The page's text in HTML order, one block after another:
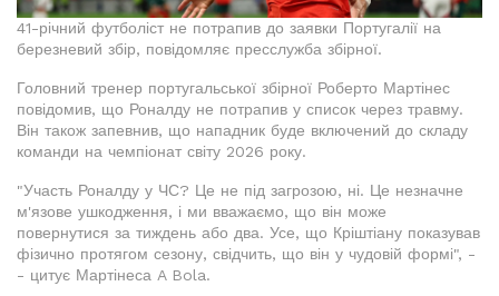
41-річний футболіст не потрапив до заявки Португалії на
березневий збір, повідомляє пресслужба збірної.
Головний тренер португальської збірної Роберто Мартінес
повідомив, що Роналду не потрапив у список через травму.
Він також запевнив, що нападник буде включений до складу
команди на чемпіонат світу 2026 року.
"Участь Роналду у ЧС? Це не під загрозою, ні. Це незначне
м'язове ушкодження, і ми вважаємо, що він може
повернутися за тиждень або два. Усе, що Кріштіану показував
фізично протягом сезону, свідчить, що він у чудовій формі", -
- цитує Мартінеса A Bola.